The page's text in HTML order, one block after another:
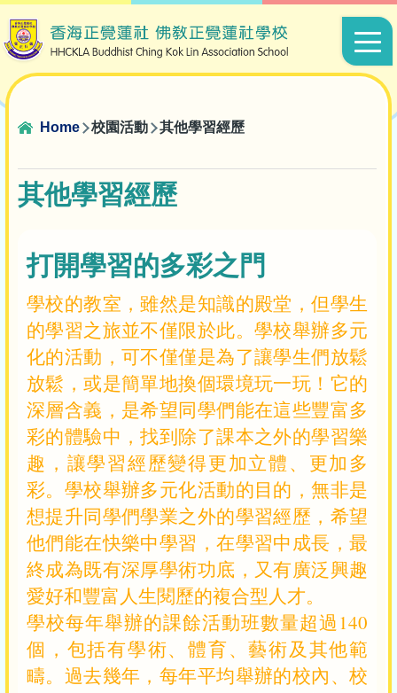
Skip to main content
Main
Breadcrumb
Home 校園活動 其他學習經歷
其他學習經歷
打開學習的多彩之門
學校的教室，雖然是知識的殿堂，但學生
的學習之旅並不僅限於此。學校舉辦多元
化的活動，可不僅僅是為了讓學生們放鬆
放鬆，或是簡單地換個環境玩一玩！它的
深層含義，是希望同學們能在這些豐富多
彩的體驗中，找到除了課本之外的學習樂
趣，讓學習經歷變得更加立體、更加多
彩。學校舉辦多元化活動的目的，無非是
想提升同學們學業之外的學習經歷，希望
他們能在快樂中學習，在學習中成長，最
終成為既有深厚學術功底，又有廣泛興趣
愛好和豐富人生閱歷的複合型人才。
學校每年舉辦的課餘活動班數量超過140
個，包括有學術、體育、藝術及其他範
疇。過去幾年，每年平均舉辦的校內、校